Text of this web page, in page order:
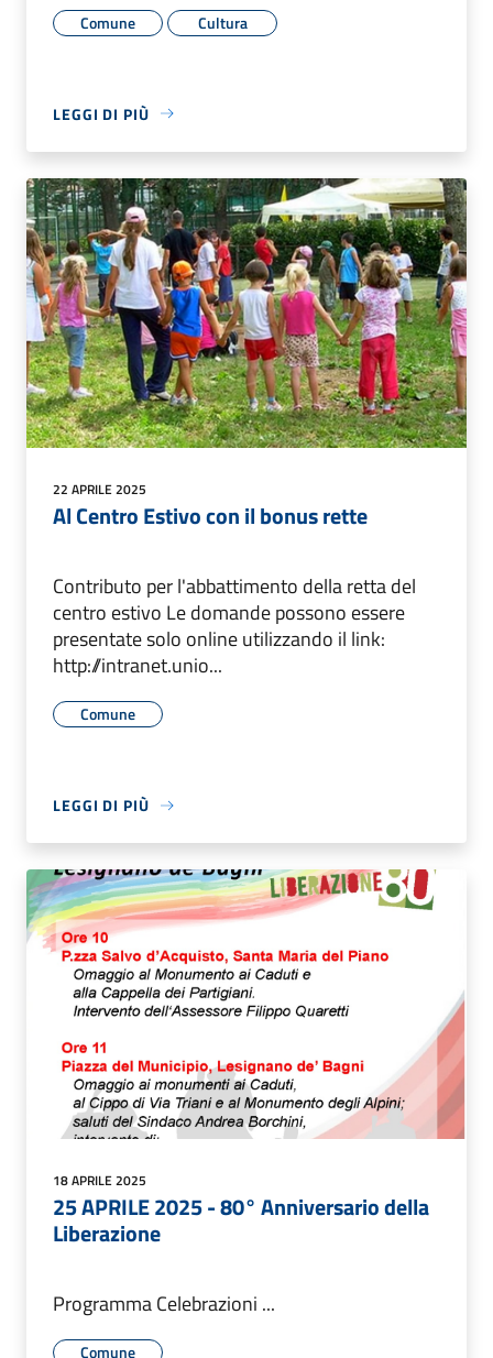
Comune Cultura
LEGGI DI PIÙ
22 APRILE 2025
Al Centro Estivo con il bonus rette
Contributo per l'abbattimento della retta del
centro estivo Le domande possono essere
presentate solo online utilizzando il link:
http://intranet.unio...
Comune
LEGGI DI PIÙ
18 APRILE 2025
25 APRILE 2025 - 80° Anniversario della
Liberazione
Programma Celebrazioni ...
Comune